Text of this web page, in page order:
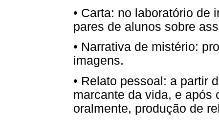
• Carta: no laboratório de
pares de alunos sobre
• Narrativa de mistério:
imagens.
• Relato pessoal: a partir
marcante da vida, e após
oralmente, produção de